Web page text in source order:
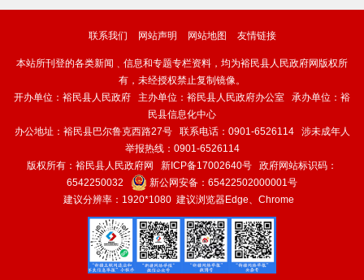
联系我们 网站声明 网站地图 友情链接
本站所刊登的各类新闻﹑信息和专题专栏资料，均为裕民县人民政府网版权所
有，未经授权禁止复制镜像。
开办单位：裕民县人民政府 主办单位：裕民县人民政府办公室 承办单位：裕
民县信息化中心
办公地址：裕民县巴尔鲁克西路27号 联系电话：0901-6526114 涉未成年人
举报热线：0901-6526114
版权所有：裕民县人民政府网 新ICP备17002640号 政府网站标识码：
6542250032
新公网安备： 65422502000001号
建议分辨率：1920*1080 建议浏览器Edge、Chrome